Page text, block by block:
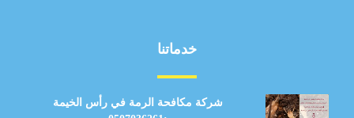
خدماتنا
شركة مكافحة الرمة في رأس الخيمة